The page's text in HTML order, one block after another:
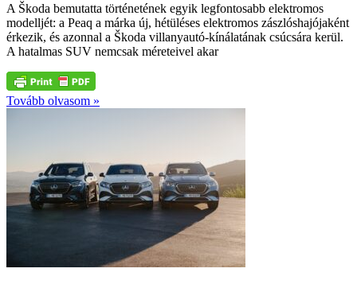
A Škoda bemutatta történetének egyik legfontosabb elektromos
modelljét: a Peaq a márka új, hétüléses elektromos zászlóshajójaként
érkezik, és azonnal a Škoda villanyautó-kínálatának csúcsára kerül.
A hatalmas SUV nemcsak méreteivel akar
Tovább olvasom »